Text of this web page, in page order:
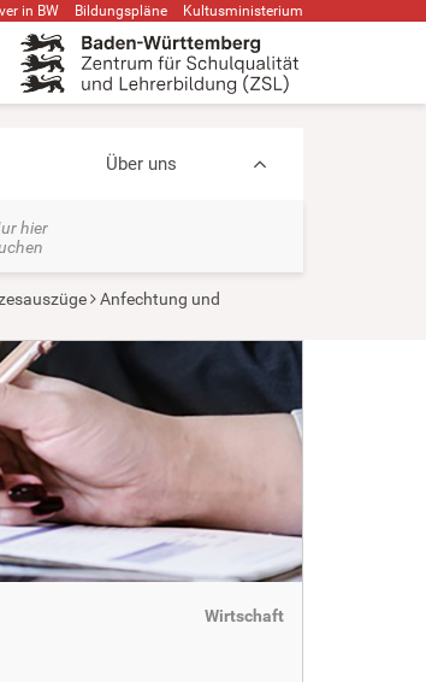
in BW Bildungspläne Kultusministerium
Über uns
hier
Anfechtung und
Wirtschaft